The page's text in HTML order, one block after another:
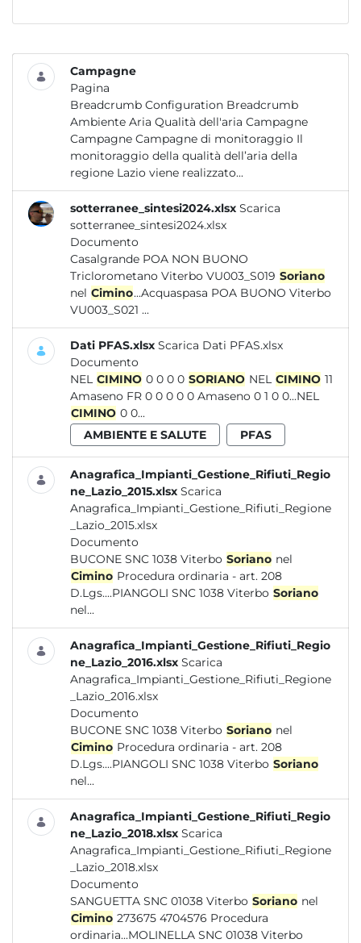
Campagne
Pagina
Breadcrumb Configuration Breadcrumb
Ambiente Aria Qualità dell'aria Campagne
Campagne Campagne di monitoraggio Il
monitoraggio della qualità dell’aria della
regione Lazio viene realizzato...
sotterranee_sintesi2024.xlsx Scarica
sotterranee_sintesi2024.xlsx
Documento
Casalgrande POA NON BUONO
Triclorometano Viterbo VU003_S019 Soriano
nel Cimino...Acquaspasa POA BUONO Viterbo
VU003_S021 ...
Dati PFAS.xlsx Scarica Dati PFAS.xlsx
Documento
NEL CIMINO 0 0 0 0 SORIANO NEL CIMINO
Amaseno FR 0 0 0 0 0 Amaseno 0 1 0 0...NEL
CIMINO 0 0...
AMBIENTE E SALUTE
PFAS
Anagrafica_Impianti_Gestione_Rifiuti_Regio
ne_Lazio_2015.xlsx Scarica
Anagrafica_Impianti_Gestione_Rifiuti_Regione
_Lazio_2015.xlsx
Documento
BUCONE SNC 1038 Viterbo Soriano nel
Cimino Procedura ordinaria - art. 208
D.Lgs....PIANGOLI SNC 1038 Viterbo Soriano
nel...
Anagrafica_Impianti_Gestione_Rifiuti_Regio
ne_Lazio_2016.xlsx Scarica
Anagrafica_Impianti_Gestione_Rifiuti_Regione
_Lazio_2016.xlsx
Documento
BUCONE SNC 1038 Viterbo Soriano nel
Cimino Procedura ordinaria - art. 208
D.Lgs....PIANGOLI SNC 1038 Viterbo Soriano
nel...
Anagrafica_Impianti_Gestione_Rifiuti_Regio
ne_Lazio_2018.xlsx Scarica
Anagrafica_Impianti_Gestione_Rifiuti_Regione
_Lazio_2018.xlsx
Documento
SANGUETTA SNC 01038 Viterbo Soriano nel
Cimino 273675 4704576 Procedura
ordinaria...MOLINELLA SNC 01038 Viterbo